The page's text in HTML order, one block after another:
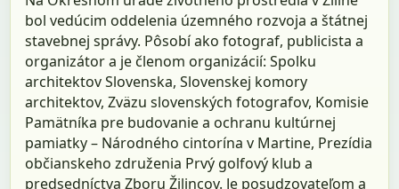
bol vedúcim oddelenia územného rozvoja a štátnej
stavebnej správy. Pôsobí ako fotograf, publicista a
organizátor a je členom organizácií: Spolku
architektov Slovenska, Slovenskej komory
architektov, Zväzu slovenských fotografov, Komisie
Pamätníka pre budovanie a ochranu kultúrnej
pamiatky – Národného cintorína v Martine, Prezídia
občianskeho združenia Prvý golfový klub a
predsedníctva Zboru Žilincov. Je posudzovateľom a